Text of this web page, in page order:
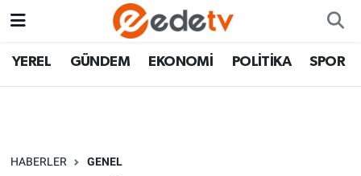
YEREL GÜNDEM EKONOMİ POLİTİKA SPOR
HABERLER GENEL